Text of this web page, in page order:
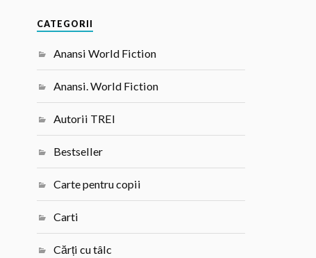
CATEGORII
Anansi World Fiction
Anansi. World Fiction
Autorii TREI
Bestseller
Carte pentru copii
Carti
Cărți cu tâlc